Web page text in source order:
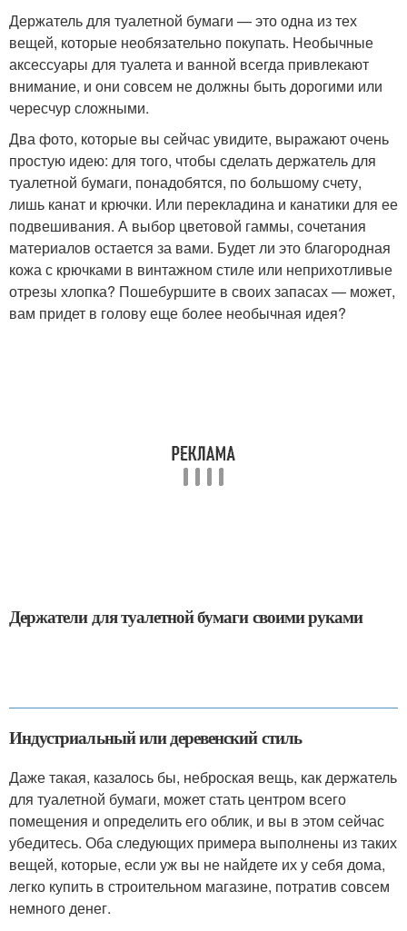
Держатель для туалетной бумаги — это одна из тех
вещей, которые необязательно покупать. Необычные
аксессуары для туалета и ванной всегда привлекают
внимание, и они совсем не должны быть дорогими или
чересчур сложными.
Два фото, которые вы сейчас увидите, выражают очень
простую идею: для того, чтобы сделать держатель для
туалетной бумаги, понадобятся, по большому счету,
лишь канат и крючки. Или перекладина и канатики для ее
подвешивания. А выбор цветовой гаммы, сочетания
материалов остается за вами. Будет ли это благородная
кожа с крючками в винтажном стиле или неприхотливые
отрезы хлопка? Пошебуршите в своих запасах — может,
вам придет в голову еще более необычная идея?
Держатели для туалетной бумаги своими руками
Индустриальный или деревенский стиль
Даже такая, казалось бы, неброская вещь, как держатель
для туалетной бумаги, может стать центром всего
помещения и определить его облик, и вы в этом сейчас
убедитесь. Оба следующих примера выполнены из таких
вещей, которые, если уж вы не найдете их у себя дома,
легко купить в строительном магазине, потратив совсем
немного денег.